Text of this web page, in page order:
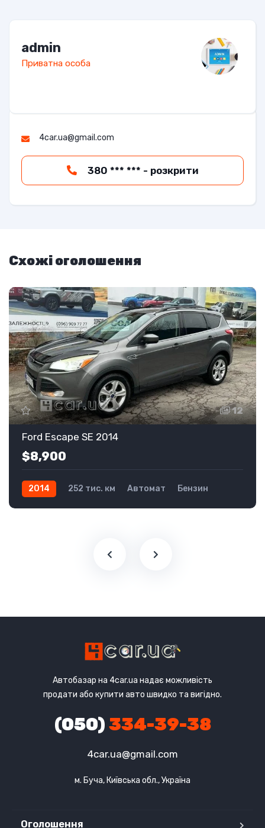
admin
Приватна особа
4car.ua@gmail.com
380 *** *** - розкрити
Схожі оголошення
12
Ford Escape SE 2014
$8,900
2014 252 тис. км Автомат
Бензин
Автобазар на 4car.ua надає можливість
продати або купити авто швидко та вигідно.
(050)334-39-38
4car.ua@gmail.com
м. Буча, Київська обл., Україна
Оголошення